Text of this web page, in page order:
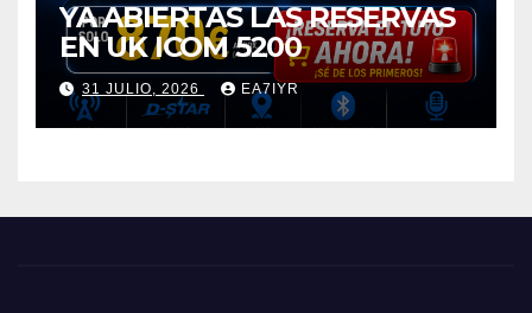
YA ABIERTAS LAS RESERVAS
EN UK ICOM 5200
31 JULIO, 2026 EA7IYR